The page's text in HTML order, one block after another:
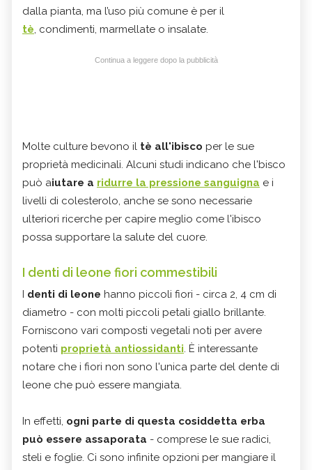
dalla pianta, ma l’uso più comune è per il
tè, condimenti, marmellate o insalate.
Continua a leggere dopo la pubblicità
Molte culture bevono il tè all'ibisco per le sue
proprietà medicinali. Alcuni studi indicano che l'bisco
può aiutare a ridurre la pressione sanguigna e i
livelli di colesterolo, anche se sono necessarie
ulteriori ricerche per capire meglio come l'ibisco
possa supportare la salute del cuore.
I denti di leone fiori commestibili
I denti di leone hanno piccoli fiori - circa 2, 4 cm di
diametro - con molti piccoli petali giallo brillante.
Forniscono vari composti vegetali noti per avere
potenti proprietà antiossidanti. È interessante
notare che i fiori non sono l'unica parte del dente di
leone che può essere mangiata.
In effetti, ogni parte di questa cosiddetta erba
può essere assaporata - comprese le sue radici,
steli e foglie. Ci sono infinite opzioni per mangiare il